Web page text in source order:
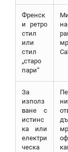
Френск
и ретро
стил
или
стил
„старо
пари“
За
използ
ване с
истинс
ка или
електри
ческа